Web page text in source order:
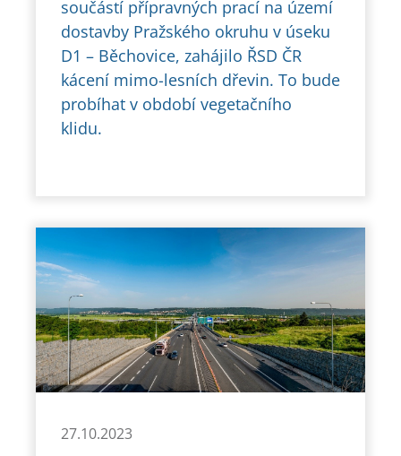
součástí přípravných prací na území
dostavby Pražského okruhu v úseku
D1 – Běchovice, zahájilo ŘSD ČR
kácení mimo-lesních dřevin. To bude
probíhat v období vegetačního
klidu.
27.10.2023